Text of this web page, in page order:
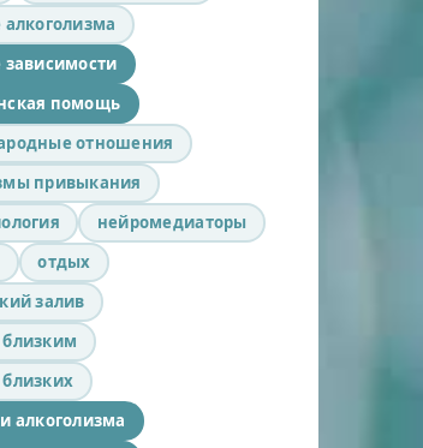
зависимости
помощь
отношения
привыкания
нейромедиаторы
отдых
залив
алкоголизма